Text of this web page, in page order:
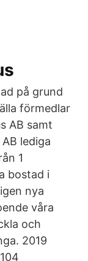
på grund
förmedlar
AB samt
lediga
1
bostad i
nya
våra
och
2019